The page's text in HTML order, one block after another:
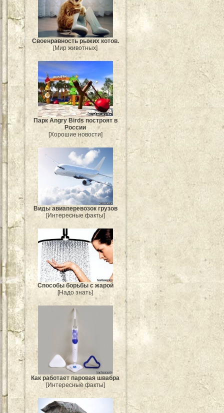
Своенравность рыжих котов.
[Мир животных]
Парк Angry Birds построят в
России
[Хорошие новости]
Виды авиаперевозок грузов
[Интересные факты]
Способы борьбы с жарой
[Надо знать]
Как работает паровая швабра
[Интересные факты]